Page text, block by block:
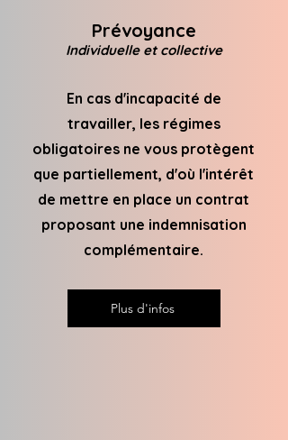
Prévoyance
Individuelle et collective
En cas d'incapacité de
travailler, les régimes
obligatoires ne vous protègent
que partiellement, d'où l'intérêt
de mettre en place un contrat
proposant une indemnisation
complémentaire.
Plus d'infos